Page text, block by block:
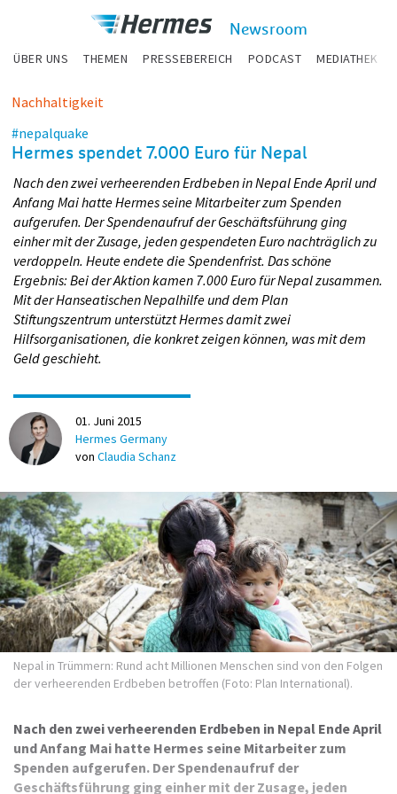
Newsroom
ÜBER UNS THEMEN PRESSEBEREICH PODCAST MEDIATHEK
Nachhaltigkeit
#nepalquake
Hermes spendet 7.000 Euro für Nepal
Nach den zwei verheerenden Erdbeben in Nepal Ende April und
Anfang Mai hatte Hermes seine Mitarbeiter zum Spenden
aufgerufen. Der Spendenaufruf der Geschäftsführung ging
einher mit der Zusage, jeden gespendeten Euro nachträglich zu
verdoppeln. Heute endete die Spendenfrist. Das schöne
Ergebnis: Bei der Aktion kamen 7.000 Euro für Nepal zusammen.
Mit der Hanseatischen Nepalhilfe und dem Plan
Stiftungszentrum unterstützt Hermes damit zwei
Hilfsorganisationen, die konkret zeigen können, was mit dem
Geld geschieht.
01. Juni 2015
Hermes Germany
von Claudia Schanz
Nepal in Trümmern: Rund acht Millionen Menschen sind von den Folgen
der verheerenden Erdbeben betroffen (Foto: Plan International).
Nach den zwei verheerenden Erdbeben in Nepal Ende April
und Anfang Mai hatte Hermes seine Mitarbeiter zum
Spenden aufgerufen. Der Spendenaufruf der
Geschäftsführung ging einher mit der Zusage, jeden